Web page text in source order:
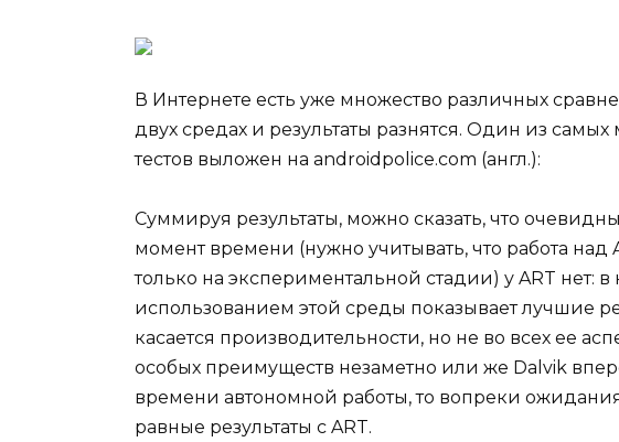
В Интернете есть уже множество различных
двух средах и результаты разнятся. Один из
тестов выложен на androidpolice.com (англ.):
Суммируя результаты, можно сказать, что
момент времени (нужно учитывать, что работа над
только на экспериментальной стадии) у ART нет: в
использованием этой среды показывает лучшие
касается производительности, но не во всех ее
особых преимуществ незаметно или же Dalvik
времени автономной работы, то вопреки
равные результаты с ART.